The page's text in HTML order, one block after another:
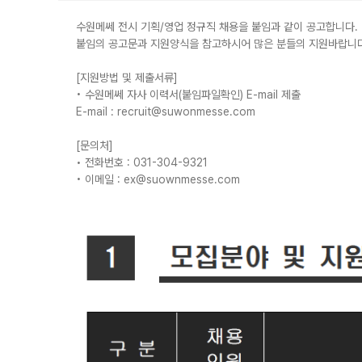
수원메쎄 전시 기획/영업 정규직 채용을 붙임과 같이 공고합니다.
붙임의 공고문과 지원양식을 참고하시어 많은 분들의 지원바랍니
[지원방법 및 제출서류]
• 수원메쎄 자사 이력서(붙임파일확인) E-mail 제출
E-mail : recruit@suwonmesse.com
[문의처]
• 전화번호 : 031-304-9321
• 이메일 : ex@suownmesse.com